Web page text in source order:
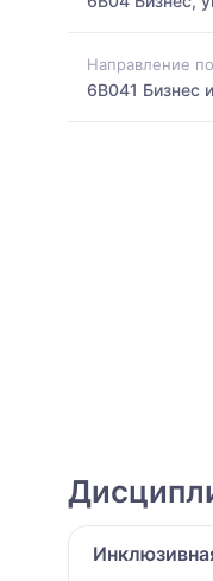
Направление
6B041 Бизнес